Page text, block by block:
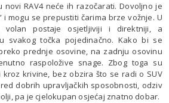
novi RAV4 neće ih razočarati. Dovoljno je
i mogu se prepustiti čarima brze vožnje. U
volan postaje osjetljiviji i direktniji, a
svakog točka pojedinačno. Kako bi se
prednje osovine, na zadnju osovinu
raspoložive snage. Zbog toga su
krivine, bez obzira što se radi o SUV
dobrih upravljačkih sposobnosti, odziv
pa je cjelokupan osjećaj znatno dobar.